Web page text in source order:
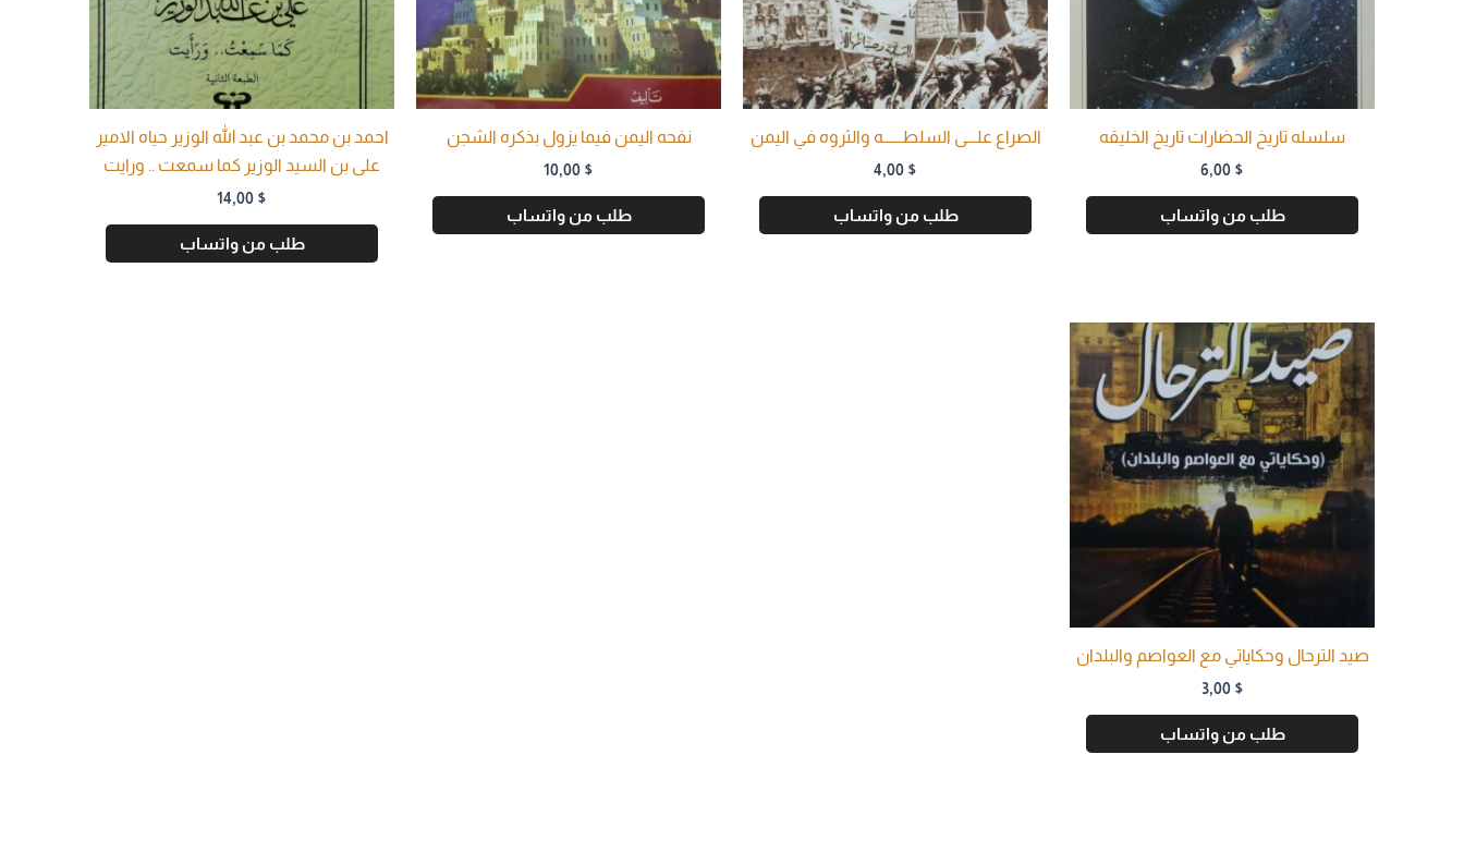
سلسله تاريخ الحضارات تاريخ الخليقه
6,00 $
طلب من واتساب
الصراع علـــى السلطــــــه والثروه في اليمن
4,00 $
طلب من واتساب
نفحه اليمن فيما يزول بذكره الشجن
10,00 $
طلب من واتساب
احمد بن محمد بن عبد الله الوزير حياه الامير
على بن السيد الوزير كما سمعت .. ورايت
14,00 $
طلب من واتساب
صيد الترحال وحكاياتي مع العواصم والبلدان
3,00 $
طلب من واتساب